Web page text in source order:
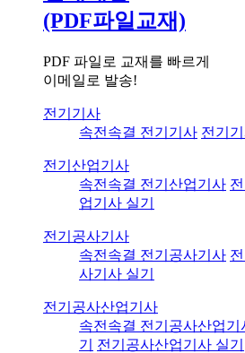
(PDF파일교재)
PDF 파일로 교재를 빠르게
이메일로 발송!
전기기사
속전속결 전기기사 전기기
전기산업기사
속전속결 전기산업기사
업기사 실기
전기공사기사
속전속결 전기공사기사
사기사 실기
전기공사산업기사
속전속결 전기공사산업기
기
전기공사산업기사 실기